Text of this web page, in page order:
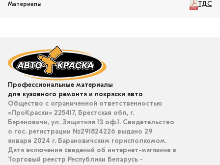
Материалы ТДС
Профессиональные материалы
для кузовного ремонта и покраски авто
Общество с ограниченной ответственностью
«ПроКраски» 225417, Брестская обл, г.
Барановичи, ул. Защитная 13 оф.1. Свидетельство
о гос. регистрации №291824226 выдано 29
января 2024 г. Барановичским горисполкомом.
Дата включения сведений об интернет-магазине в
Торговый реестр Республики Беларусь -